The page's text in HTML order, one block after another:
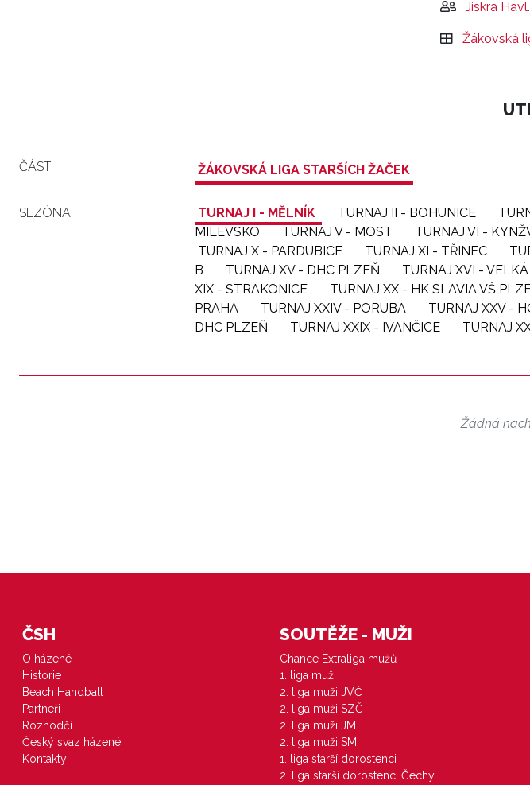
Jiskra
Žákovská
ČÁST ŽÁKOVSKÁ LIGA STARŠÍCH ŽAČEK
SEZÓNA TURNAJ I - MĚLNÍK TURNAJ II - BOHUNICE
MILEVSKO
TURNAJ V - MOST TURNAJ VI -
TURNAJ X - PARDUBICE
TURNAJ XI - TŘINEC
B
TURNAJ XV - DHC PLZEŇ TURNAJ XVI -
XIX - STRAKONICE
TURNAJ XX - HK SLAVIA VŠ
PRAHA
TURNAJ XXIV - PORUBA TURNAJ XXV -
DHC PLZEŇ
TURNAJ XXIX - IVANČICE TURNAJ
Žádná
ČSH
O házené
Historie
Beach Handball
Partneři
Rozhodčí
Český svaz házené
Kontakty
SOUTĚŽE - MUŽI
Chance Extraliga mužů
1. liga muži
2. liga muži JVČ
2. liga muži SZČ
2. liga muži JM
2. liga muži SM
1. liga starší dorostenci
2. liga starší dorostenci Čechy